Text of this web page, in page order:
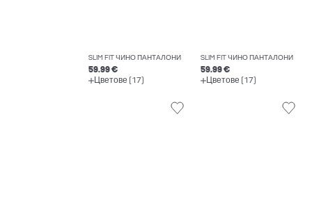
SLIM FIT ЧИНО ПАНТАЛОНИ
59.99 €
Цветове (17)
SLIM FIT ЧИНО ПАНТАЛОНИ
59.99 €
Цветове (17)